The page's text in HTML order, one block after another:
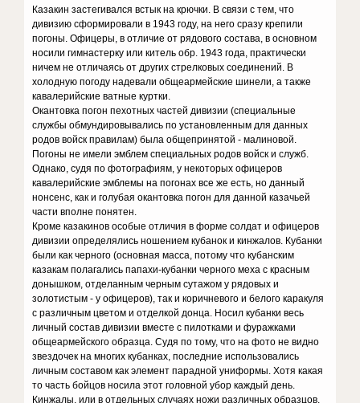
Казакин застегивался встык на крючки. В связи с тем, что
дивизию сформировали в 1943 году, на него сразу крепили
погоны. Офицеры, в отличие от рядового состава, в основном
носили гимнастерку или китель обр. 1943 года, практически
ничем не отличаясь от других стрелковых соединений. В
холодную погоду надевали общеармейские шинели, а также
кавалерийские ватные куртки.
Окантовка погон пехотных частей дивизии (специальные
службы обмундировывались по установленным для данных
родов войск правилам) была общепринятой - малиновой.
Погоны не имели эмблем специальных родов войск и служб.
Однако, судя по фотографиям, у некоторых офицеров
кавалерийские эмблемы на погонах все же есть, но данный
нонсенс, как и голубая окантовка погон для данной казачьей
части вполне понятен.
Кроме казакинов особые отличия в форме солдат и офицеров
дивизии определялись ношением кубанок и кинжалов. Кубанки
были как черного (основная масса, потому что кубанским
казакам полагались папахи-кубанки черного меха с красным
донышком, отделанным черным сутажом у рядовых и
золотистым - у офицеров), так и коричневого и белого каракуля
с различным цветом и отделкой донца. Носил кубанки весь
личный состав дивизии вместе с пилотками и фуражками
общеармейского образца. Судя по тому, что на фото не видно
звездочек на многих кубанках, последние использовались
личным составом как элемент парадной униформы. Хотя какая
то часть бойцов носила этот головной убор каждый день.
Кинжалы, или в отдельных случаях ножи различных образцов,